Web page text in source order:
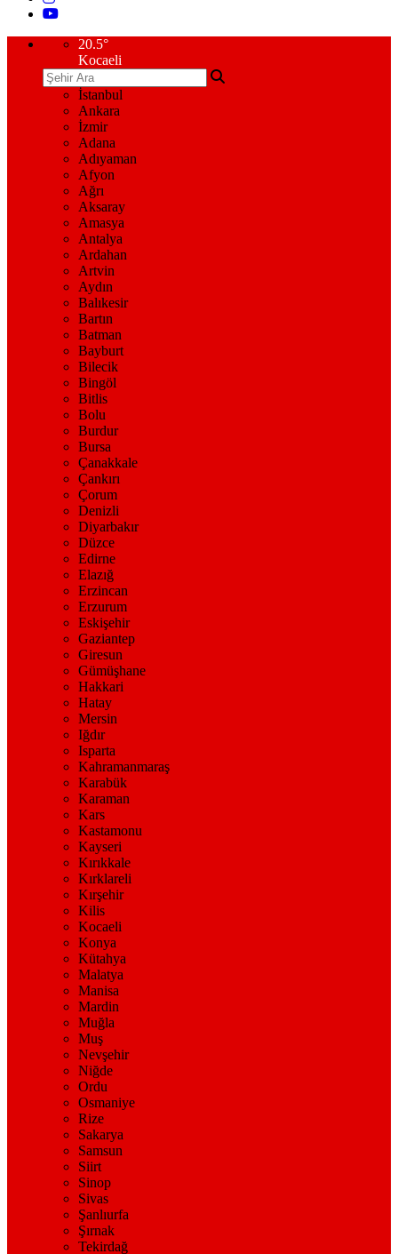
20.5°
Kocaeli
İstanbul
Ankara
İzmir
Adana
Adıyaman
Afyon
Ağrı
Aksaray
Amasya
Antalya
Ardahan
Artvin
Aydın
Balıkesir
Bartın
Batman
Bayburt
Bilecik
Bingöl
Bitlis
Bolu
Burdur
Bursa
Çanakkale
Çankırı
Çorum
Denizli
Diyarbakır
Düzce
Edirne
Elazığ
Erzincan
Erzurum
Eskişehir
Gaziantep
Giresun
Gümüşhane
Hakkari
Hatay
Mersin
Iğdır
Isparta
Kahramanmaraş
Karabük
Karaman
Kars
Kastamonu
Kayseri
Kırıkkale
Kırklareli
Kırşehir
Kilis
Kocaeli
Konya
Kütahya
Malatya
Manisa
Mardin
Muğla
Muş
Nevşehir
Niğde
Ordu
Osmaniye
Rize
Sakarya
Samsun
Siirt
Sinop
Sivas
Şanlıurfa
Şırnak
Tekirdağ